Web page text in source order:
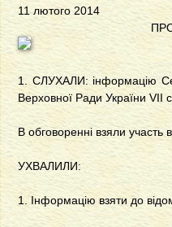
11 лютого 2014
1. СЛУХАЛИ: інформацію Сех
Верховної Ради України VII
В обговоренні взяли участь
УХВАЛИЛИ:
1. Інформацію взяти до